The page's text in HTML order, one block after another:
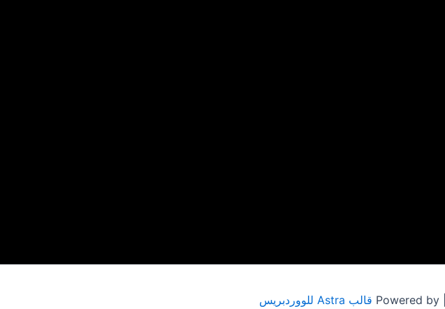
قالب Astra للووردبريس